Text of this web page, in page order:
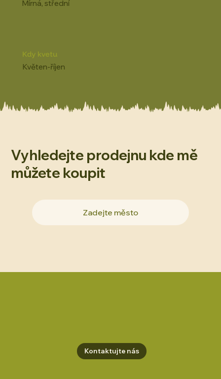
Mírná, střední
Kdy kvetu
Květen-říjen
Vyhledejte prodejnu kde mě
můžete koupit
Kontaktujte nás